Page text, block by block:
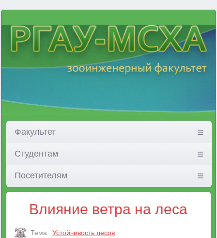
Факультет
Студентам
Посетителям
Влияние ветра на леса
Тема: Устойчивость лесов